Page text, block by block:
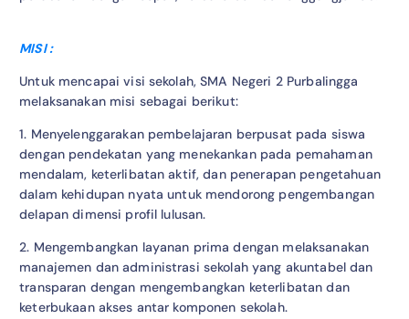
MISI :
Untuk mencapai visi sekolah, SMA Negeri 2 Purbalingga
melaksanakan misi sebagai berikut:
1. Menyelenggarakan pembelajaran berpusat pada siswa
dengan pendekatan yang menekankan pada pemahaman
mendalam, keterlibatan aktif, dan penerapan pengetahuan
dalam kehidupan nyata untuk mendorong pengembangan
delapan dimensi profil lulusan.
2. Mengembangkan layanan prima dengan melaksanakan
manajemen dan administrasi sekolah yang akuntabel dan
transparan dengan mengembangkan keterlibatan dan
keterbukaan akses antar komponen sekolah.